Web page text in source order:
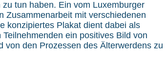
tun haben. Ein vom Luxemburger
Zusammenarbeit mit verschiedenen
konzipiertes Plakat dient dabei als
ein positives Bild von
von den Prozessen des Älterwerdens zu